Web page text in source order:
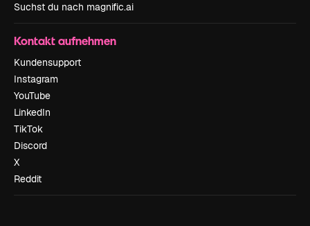
Suchst du nach magnific.ai
Kontakt aufnehmen
Kundensupport
Instagram
YouTube
LinkedIn
TikTok
Discord
X
Reddit